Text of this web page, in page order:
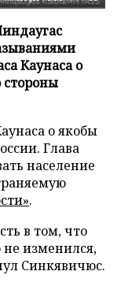
Каунаса о
стороны
о якобы
Глава
население
.
в том, что
не изменился,
Синкявичюс.